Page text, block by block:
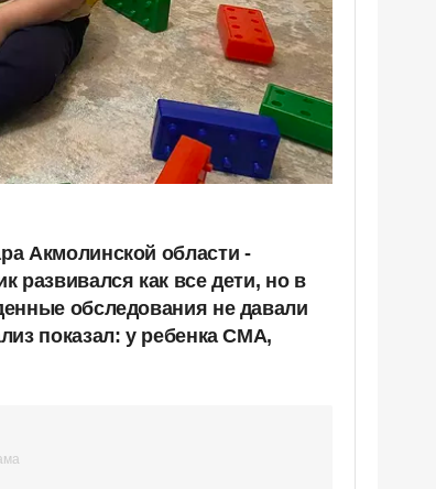
Акмолинской области -
развивался как все дети, но в
обследования не давали
показал: у ребенка СМА,